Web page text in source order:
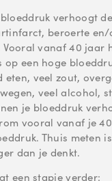
verhoogt
beroerte en/
vanaf 40 jaar
op een hoge
eten, veel zout,
veel alcohol,
je bloeddruk
vooral vanaf je
Thuis meten is
dan je denkt.
een stapje verder: